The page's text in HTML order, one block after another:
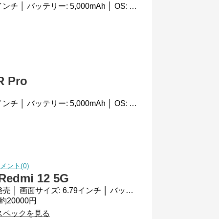
日本では未発売 │ 画面サイズ: 6.79インチ │ バッテリー: 5,000mAh │ OS: Android 13
Pro
日本では未発売 │ 画面サイズ: 6.67インチ │ バッテリー: 5,000mAh │ OS: Android 13
ント(0)
12 5G
日本では未発売 │ 画面サイズ: 6.79インチ │ バッテリー: 5,000mAh │ OS: Android 13
20000円
ペックを見る